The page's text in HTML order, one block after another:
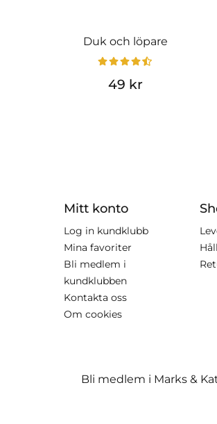
Duk och löpare
49 kr
Mitt konto
Log in kundklubb
Mina favoriter
Bli medlem i
kundklubben
Kontakta oss
Om cookies
Bli medlem i Marks &